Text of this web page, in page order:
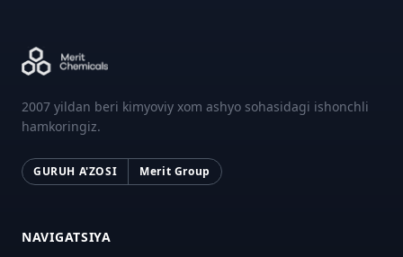
2007 yildan beri kimyoviy xom ashyo sohasidagi ishonchli
hamkoringiz.
GURUH A'ZOSI Merit Group
NAVIGATSIYA